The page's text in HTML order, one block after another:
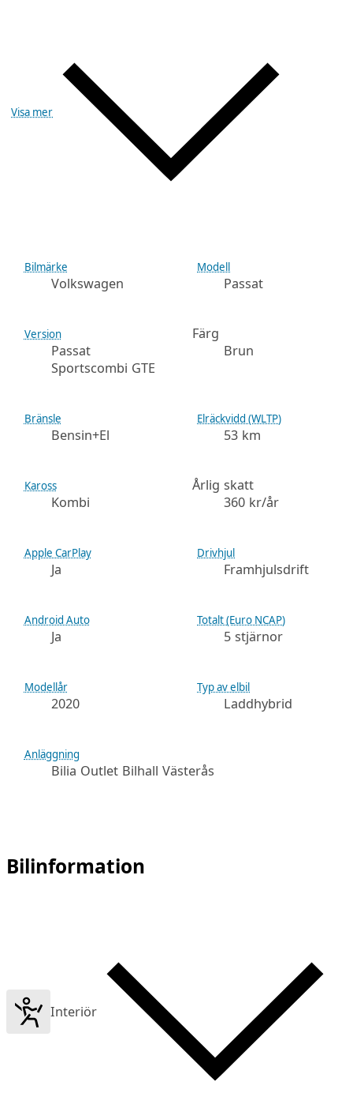
Visa mer
Bilmärke
Volkswagen
Modell
Passat
Version
Passat
Sportscombi GTE
Färg
Brun
Bränsle
Bensin+El
Elräckvidd (WLTP)
53 km
Kaross
Kombi
Årlig skatt
360 kr/år
Apple CarPlay
Ja
Drivhjul
Framhjulsdrift
Android Auto
Ja
Totalt (Euro NCAP)
5 stjärnor
Modellår
2020
Typ av elbil
Laddhybrid
Anläggning
Bilia Outlet Bilhall Västerås
Bilinformation
Interiör